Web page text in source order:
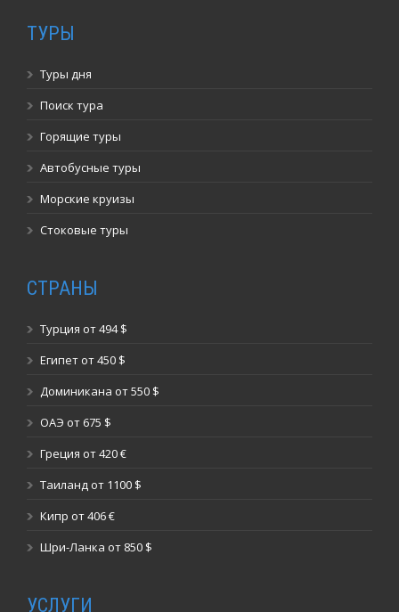
ТУРЫ
Туры дня
Поиск тура
Горящие туры
Автобусные туры
Морские круизы
Стоковые туры
СТРАНЫ
Турция от 494 $
Египет от 450 $
Доминикана от 550 $
ОАЭ от 675 $
Греция от 420 €
Таиланд от 1100 $
Кипр от 406 €
Шри-Ланка от 850 $
УСЛУГИ